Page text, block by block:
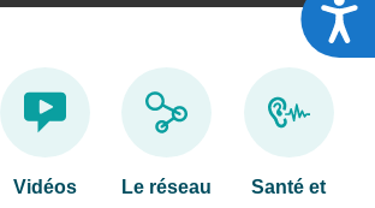
Vidéos Le réseau
Santé et